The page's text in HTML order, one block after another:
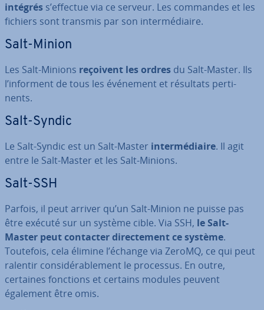
intégrés s’effectue via ce serveur. Les commandes et les
fichiers sont transmis par son in­ter­mé­diaire.
Salt-Minion
Les Salt-Minions reçoivent les ordres du Salt-Master. Ils
l’informent de tous les événement et résultats per­ti­
nents.
Salt-Syndic
Le Salt-Syndic est un Salt-Master in­ter­mé­diaire. Il agit
entre le Salt-Master et les Salt-Minions.
Salt-SSH
Parfois, il peut arriver qu’un Salt-Minion ne puisse pas
être exécuté sur un système cible. Via SSH, le Salt-
Master peut contacter di­rec­te­ment ce système.
Toutefois, cela élimine l’échange via ZeroMQ, ce qui peut
ralentir con­si­dé­ra­ble­ment le processus. En outre,
certaines fonctions et certains modules peuvent
également être omis.